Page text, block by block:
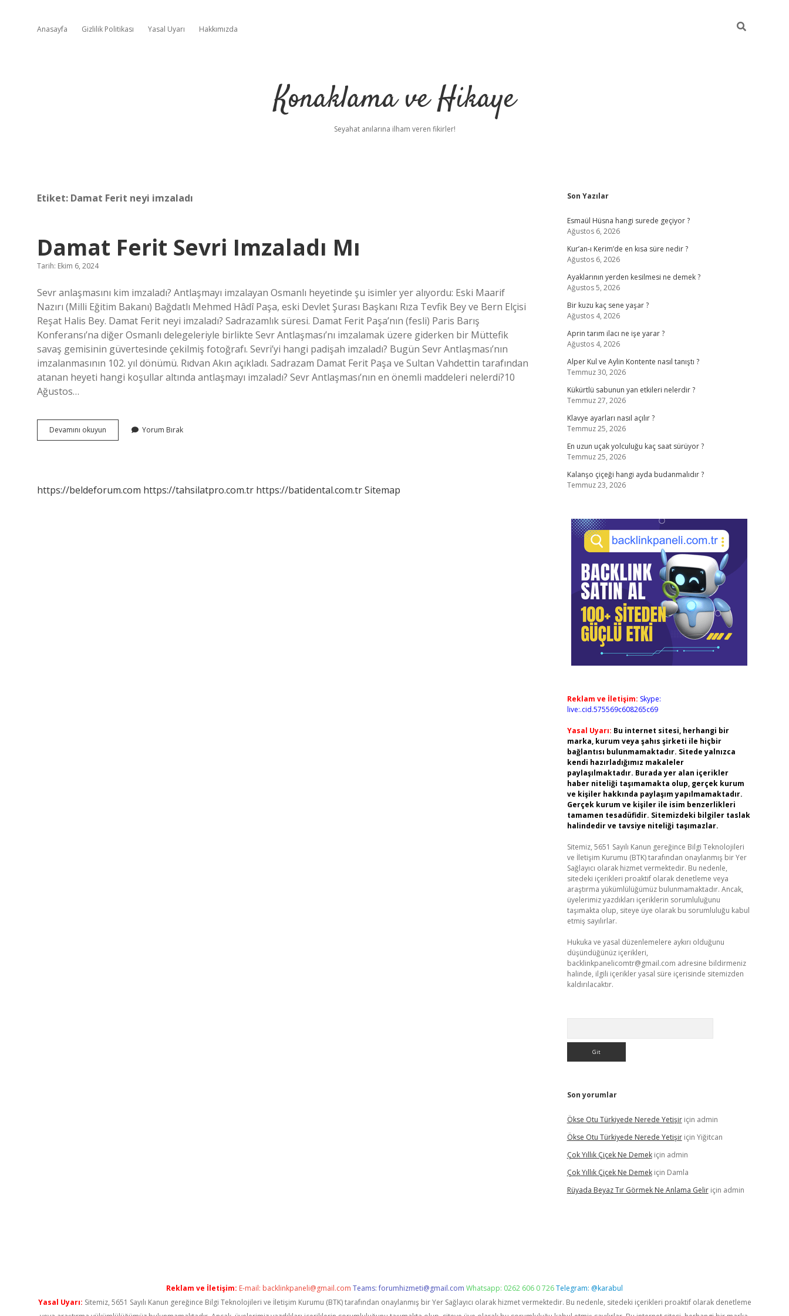
Anasayfa Gizlilik Politikası Yasal Uyarı Hakkımızda
Konaklama ve Hikaye
Seyahat anılarına ilham veren fikirler!
Etiket: Damat Ferit neyi imzaladı
Damat Ferit Sevri Imzaladı Mı
Tarih: Ekim 6, 2024
Sevr anlaşmasını kim imzaladı? Antlaşmayı imzalayan Osmanlı heyetinde şu isimler yer alıyordu: Eski Maarif
Nazırı (Milli Eğitim Bakanı) Bağdatlı Mehmed Hâdî Paşa, eski Devlet Şurası Başkanı Rıza Tevfik Bey ve Bern Elçisi
Reşat Halis Bey. Damat Ferit neyi imzaladı? Sadrazamlık süresi. Damat Ferit Paşa’nın (fesli) Paris Barış
Konferansı’na diğer Osmanlı delegeleriyle birlikte Sevr Antlaşması’nı imzalamak üzere giderken bir Müttefik
savaş gemisinin güvertesinde çekilmiş fotoğrafı. Sevri’yi hangi padişah imzaladı? Bugün Sevr Antlaşması’nın
imzalanmasının 102. yıl dönümü. Rıdvan Akın açıkladı. Sadrazam Damat Ferit Paşa ve Sultan Vahdettin tarafından
atanan heyeti hangi koşullar altında antlaşmayı imzaladı? Sevr Antlaşması’nın en önemli maddeleri nelerdi?10
Ağustos…
Devamını okuyun
Ferit
Yorum Bırak
https://beldeforum.com https://tahsilatpro.com.tr https://batidental.com.trSitemap
Sidebar
Son Yazılar
Esmaül Hüsna hangi surede geçiyor ?
Ağustos 6, 2026
Kur’an-ı Kerim’de en kısa süre nedir ?
Ağustos 6, 2026
Ayaklarının yerden kesilmesi ne demek ?
Ağustos 5, 2026
Bir kuzu kaç sene yaşar ?
Ağustos 4, 2026
Aprin tarım ilacı ne işe yarar ?
Ağustos 4, 2026
Alper Kul ve Aylin Kontente nasıl tanıştı ?
Temmuz 30, 2026
Kükürtlü sabunun yan etkileri nelerdir ?
Temmuz 27, 2026
Klavye ayarları nasıl açılır ?
Temmuz 25, 2026
En uzun uçak yolculuğu kaç saat sürüyor ?
Temmuz 25, 2026
Kalanşo çiçeği hangi ayda budanmalıdır ?
Temmuz 23, 2026
Reklam ve İletişim: Skype:
live:.cid.575569c608265c69
Yasal Uyarı: Bu internet sitesi, herhangi bir
marka, kurum veya şahıs şirketi ile hiçbir
bağlantısı bulunmamaktadır. Sitede yalnızca
kendi hazırladığımız makaleler
paylaşılmaktadır. Burada yer alan içerikler
haber niteliği taşımamakta olup, gerçek kurum
ve kişiler hakkında paylaşım yapılmamaktadır.
Gerçek kurum ve kişiler ile isim benzerlikleri
tamamen tesadüfidir. Sitemizdeki bilgiler taslak
halindedir ve tavsiye niteliği taşımazlar.
Sitemiz, 5651 Sayılı Kanun gereğince Bilgi Teknolojileri
ve İletişim Kurumu (BTK) tarafından onaylanmış bir Yer
Sağlayıcı olarak hizmet vermektedir. Bu nedenle,
sitedeki içerikleri proaktif olarak denetleme veya
araştırma yükümlülüğümüz bulunmamaktadır. Ancak,
üyelerimiz yazdıkları içeriklerin sorumluluğunu
taşımakta olup, siteye üye olarak bu sorumluluğu kabul
etmiş sayılırlar.
Hukuka ve yasal düzenlemelere aykırı olduğunu
düşündüğünüz içerikleri,
backlinkpanelicomtr@gmail.com adresine bildirmeniz
halinde, ilgili içerikler yasal süre içerisinde sitemizden
kaldırılacaktır.
Son yorumlar
Ökse Otu Türkiyede Nerede Yetişiriçin admin
Ökse Otu Türkiyede Nerede Yetişiriçin Yiğitcan
Çok Yıllık Çiçek Ne Demekiçin admin
Çok Yıllık Çiçek Ne Demekiçin Damla
Rüyada Beyaz Tır Görmek Ne Anlama Geliriçin admin
Reklam ve İletişim: E-mail: backlinkpaneli@gmail.com Teams:forumhizmeti@gmail.com Whatsapp: 0262 606 0 726Telegram: @karabul
Yasal Uyarı: Sitemiz, 5651 Sayılı Kanun gereğince Bilgi Teknolojileri ve İletişim Kurumu (BTK) tarafından onaylanmış bir Yer Sağlayıcı olarak hizmet vermektedir. Bu nedenle, sitedeki içerikleri proaktif olarak denetleme